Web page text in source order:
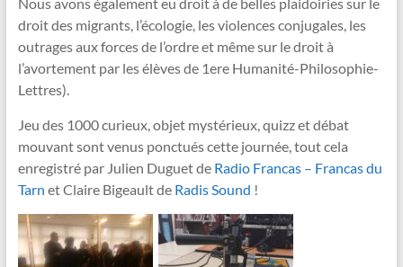
droit des migrants, l’écologie, les violences conjugales, les
outrages aux forces de l’ordre et même sur le droit à
l’avortement par les élèves de 1ere Humanité-Philosophie-
Lettres).
Jeu des 1000 curieux, objet mystérieux, quizz et débat
mouvant sont venus ponctués cette journée, tout cela
enregistré par Julien Duguet de Radio Francas – Francas du
Tarn et Claire Bigeault de Radis Sound !